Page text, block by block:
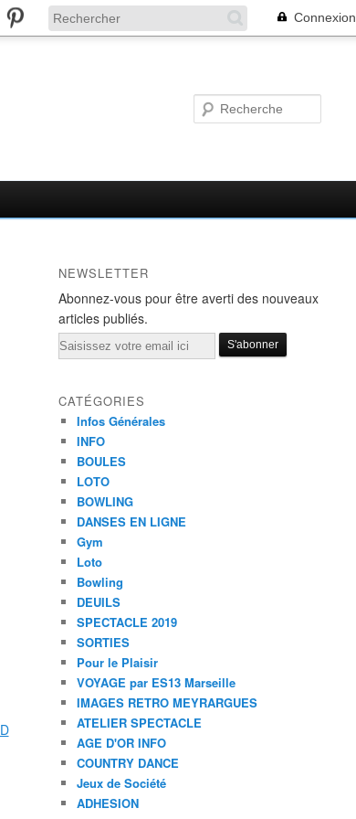
Connexion
NEWSLETTER
Abonnez-vous pour être averti des nouveaux
articles publiés.
Email
CATÉGORIES
Infos Générales
INFO
BOULES
LOTO
BOWLING
DANSES EN LIGNE
Gym
Loto
Bowling
DEUILS
SPECTACLE 2019
SORTIES
Pour le Plaisir
VOYAGE par ES13 Marseille
IMAGES RETRO MEYRARGUES
ATELIER SPECTACLE
AGE D'OR INFO
COUNTRY DANCE
Jeux de Société
ADHESION